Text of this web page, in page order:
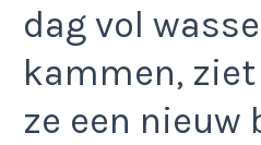
dag vol
kammen,
ze een